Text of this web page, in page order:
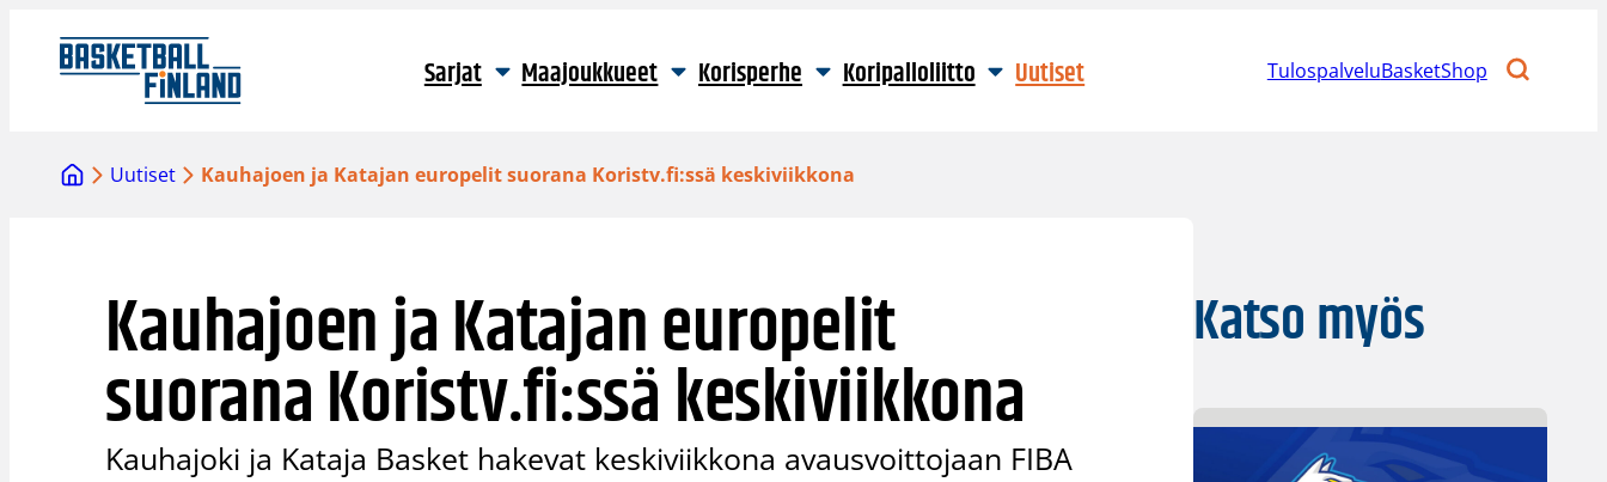
sisältöön
Sarjat Maajoukkueet Korisperhe Koripalloliitto Uutiset TulospalveluBasketShop
Uutiset Kauhajoen ja Katajan europelit suorana Koristv.fi:ssä keskiviikkona
Kauhajoen ja Katajan europelit
suorana Koristv.fi:ssä keskiviikkona
Kauhajoki ja Kataja Basket hakevat keskiviikkona avausvoittojaan FIBA
Katso myös